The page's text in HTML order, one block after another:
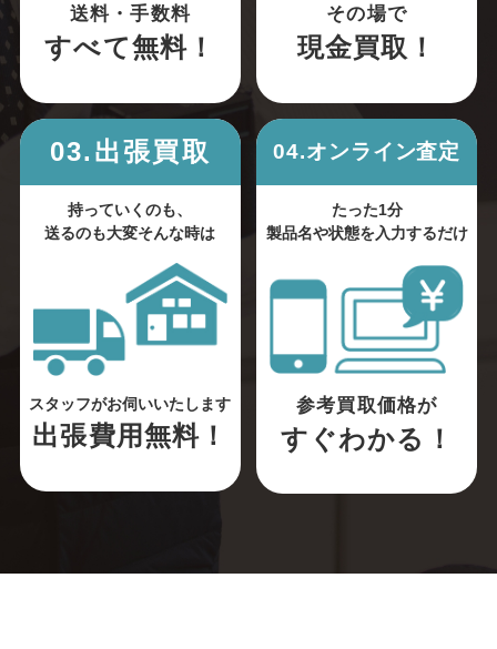
送料・手数料
すべて無料！
その場で
現金買取！
03.出張買取
持っていくのも、
送るのも大変そんな時は
スタッフがお伺いいたします
出張費用無料！
04.オンライン査定
たった1分
製品名や状態を入力するだけ
参考買取価格が
すぐわかる！